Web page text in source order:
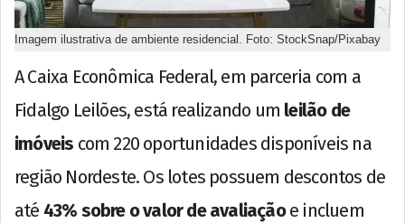
Imagem ilustrativa de ambiente residencial. Foto: StockSnap/Pixabay
A Caixa Econômica Federal, em parceria com a
Fidalgo Leilões, está realizando um leilão de
imóveis com 220 oportunidades disponíveis na
região Nordeste. Os lotes possuem descontos de
até 43% sobre o valor de avaliaçãoe incluem